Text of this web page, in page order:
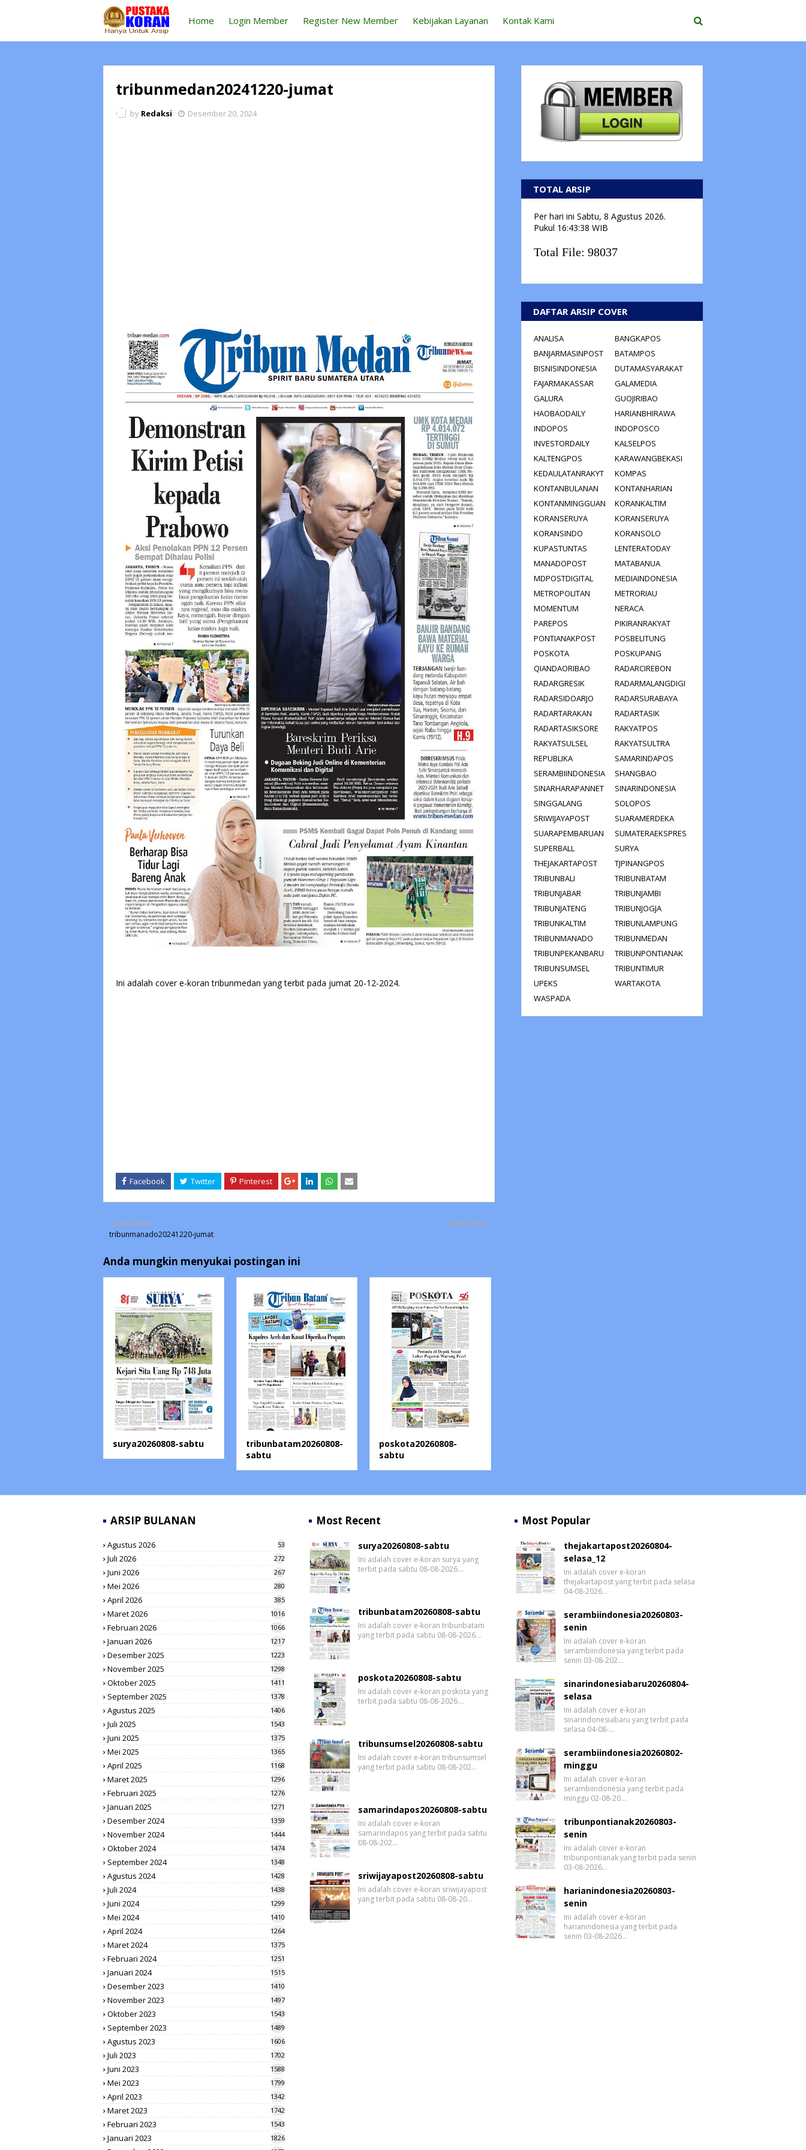
Home Login Member Register New Member Kebijakan Layanan Kontak Kami
tribunmedan20241220-jumat
by Redaksi Desember 20, 2024
Ini adalah cover e-koran tribunmedan yang terbit pada jumat 20-12-2024.
Lebih baru
Lebih lama
tribunmanado20241220-jumat
Anda mungkin menyukai postingan ini
surya20260808-sabtu
tribunbatam20260808-
sabtu
poskota20260808-
sabtu
TOTAL ARSIP
Per hari ini Sabtu, 8 Agustus 2026.
Pukul 16:43:39 WIB
Total File: 98037
DAFTAR ARSIP COVER
ANALISA
BANGKAPOS
BANJARMASINPOST
BATAMPOS
BISNISINDONESIA
DUTAMASYARAKAT
FAJARMAKASSAR
GALAMEDIA
GALURA
GUOJIRIBAO
HAOBAODAILY
HARIANBHIRAWA
INDOPOS
INDOPOSCO
INVESTORDAILY
KALSELPOS
KALTENGPOS
KARAWANGBEKASI
KEDAULATANRAKYT
KOMPAS
KONTANBULANAN
KONTANHARIAN
KONTANMINGGUAN
KORANKALTIM
KORANSERUYA
KORANSERUYA
KORANSINDO
KORANSOLO
KUPASTUNTAS
LENTERATODAY
MANADOPOST
MATABANUA
MDPOSTDIGITAL
MEDIAINDONESIA
METROPOLITAN
METRORIAU
MOMENTUM
NERACA
PAREPOS
PIKIRANRAKYAT
PONTIANAKPOST
POSBELITUNG
POSKOTA
POSKUPANG
QIANDAORIBAO
RADARCIREBON
RADARGRESIK
RADARMALANGDIGI
RADARSIDOARJO
RADARSURABAYA
RADARTARAKAN
RADARTASIK
RADARTASIKSORE
RAKYATPOS
RAKYATSULSEL
RAKYATSULTRA
REPUBLIKA
SAMARINDAPOS
SERAMBIINDONESIA
SHANGBAO
SINARHARAPANNET
SINARINDONESIA
SINGGALANG
SOLOPOS
SRIWIJAYAPOST
SUARAMERDEKA
SUARAPEMBARUAN
SUMATERAEKSPRES
SUPERBALL
SURYA
THEJAKARTAPOST
TJPINANGPOS
TRIBUNBALI
TRIBUNBATAM
TRIBUNJABAR
TRIBUNJAMBI
TRIBUNJATENG
TRIBUNJOGJA
TRIBUNKALTIM
TRIBUNLAMPUNG
TRIBUNMANADO
TRIBUNMEDAN
TRIBUNPEKANBARU
TRIBUNPONTIANAK
TRIBUNSUMSEL
TRIBUNTIMUR
UPEKS
WARTAKOTA
WASPADA
ARSIP BULANAN
Agustus 2026 53
Juli 2026 272
Juni 2026 267
Mei 2026 280
April 2026 385
Maret 2026 1016
Februari 2026 1066
Januari 2026 1217
Desember 2025 1223
November 2025 1298
Oktober 2025 1411
September 2025 1378
Agustus 2025 1406
Juli 2025 1543
Juni 2025 1375
Mei 2025 1365
April 2025 1168
Maret 2025 1296
Februari 2025 1276
Januari 2025 1271
Desember 2024 1359
November 2024 1444
Oktober 2024 1474
September 2024 1348
Agustus 2024 1428
Juli 2024 1438
Juni 2024 1299
Mei 2024 1410
April 2024 1264
Maret 2024 1375
Februari 2024 1251
Januari 2024 1515
Desember 2023 1410
November 2023 1497
Oktober 2023 1543
September 2023 1489
Agustus 2023 1606
Juli 2023 1702
Juni 2023 1588
Mei 2023 1799
April 2023 1342
Maret 2023 1742
Februari 2023 1543
Januari 2023 1826
Most Recent
surya20260808-sabtu
Ini adalah cover e-koran surya yang
terbit pada sabtu 08-08-2026.…
tribunbatam20260808-sabtu
Ini adalah cover e-koran tribunbatam
yang terbit pada sabtu 08-08-2026…
poskota20260808-sabtu
Ini adalah cover e-koran poskota yang
terbit pada sabtu 08-08-2026.…
tribunsumsel20260808-sabtu
Ini adalah cover e-koran tribunsumsel
yang terbit pada sabtu 08-08-202…
samarindapos20260808-sabtu
Ini adalah cover e-koran
samarindapos yang terbit pada sabtu
08-08-202…
sriwijayapost20260808-sabtu
Ini adalah cover e-koran sriwijayapost
yang terbit pada sabtu 08-08-20…
Most Popular
thejakartapost20260804-
selasa_12
Ini adalah cover e-koran
thejakartapost yang terbit pada selasa
04-08-2026…
serambiindonesia20260803-
senin
Ini adalah cover e-koran
serambiindonesia yang terbit pada
senin 03-08-202…
sinarindonesiabaru20260804-
selasa
Ini adalah cover e-koran
sinarindonesiabaru yang terbit pada
selasa 04-08-…
serambiindonesia20260802-
minggu
Ini adalah cover e-koran
serambiindonesia yang terbit pada
minggu 02-08-20…
tribunpontianak20260803-
senin
Ini adalah cover e-koran
tribunpontianak yang terbit pada senin
03-08-2026…
harianindonesia20260803-
senin
Ini adalah cover e-koran
harianindonesia yang terbit pada
senin 03-08-2026…